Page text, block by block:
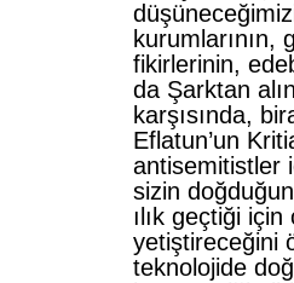
fikirlerinin,
da Şarktan
karşısında,
Eflatun’un
antisemitistler
sizin
ılık geçtiği
yetiştireceğini
teknolojide